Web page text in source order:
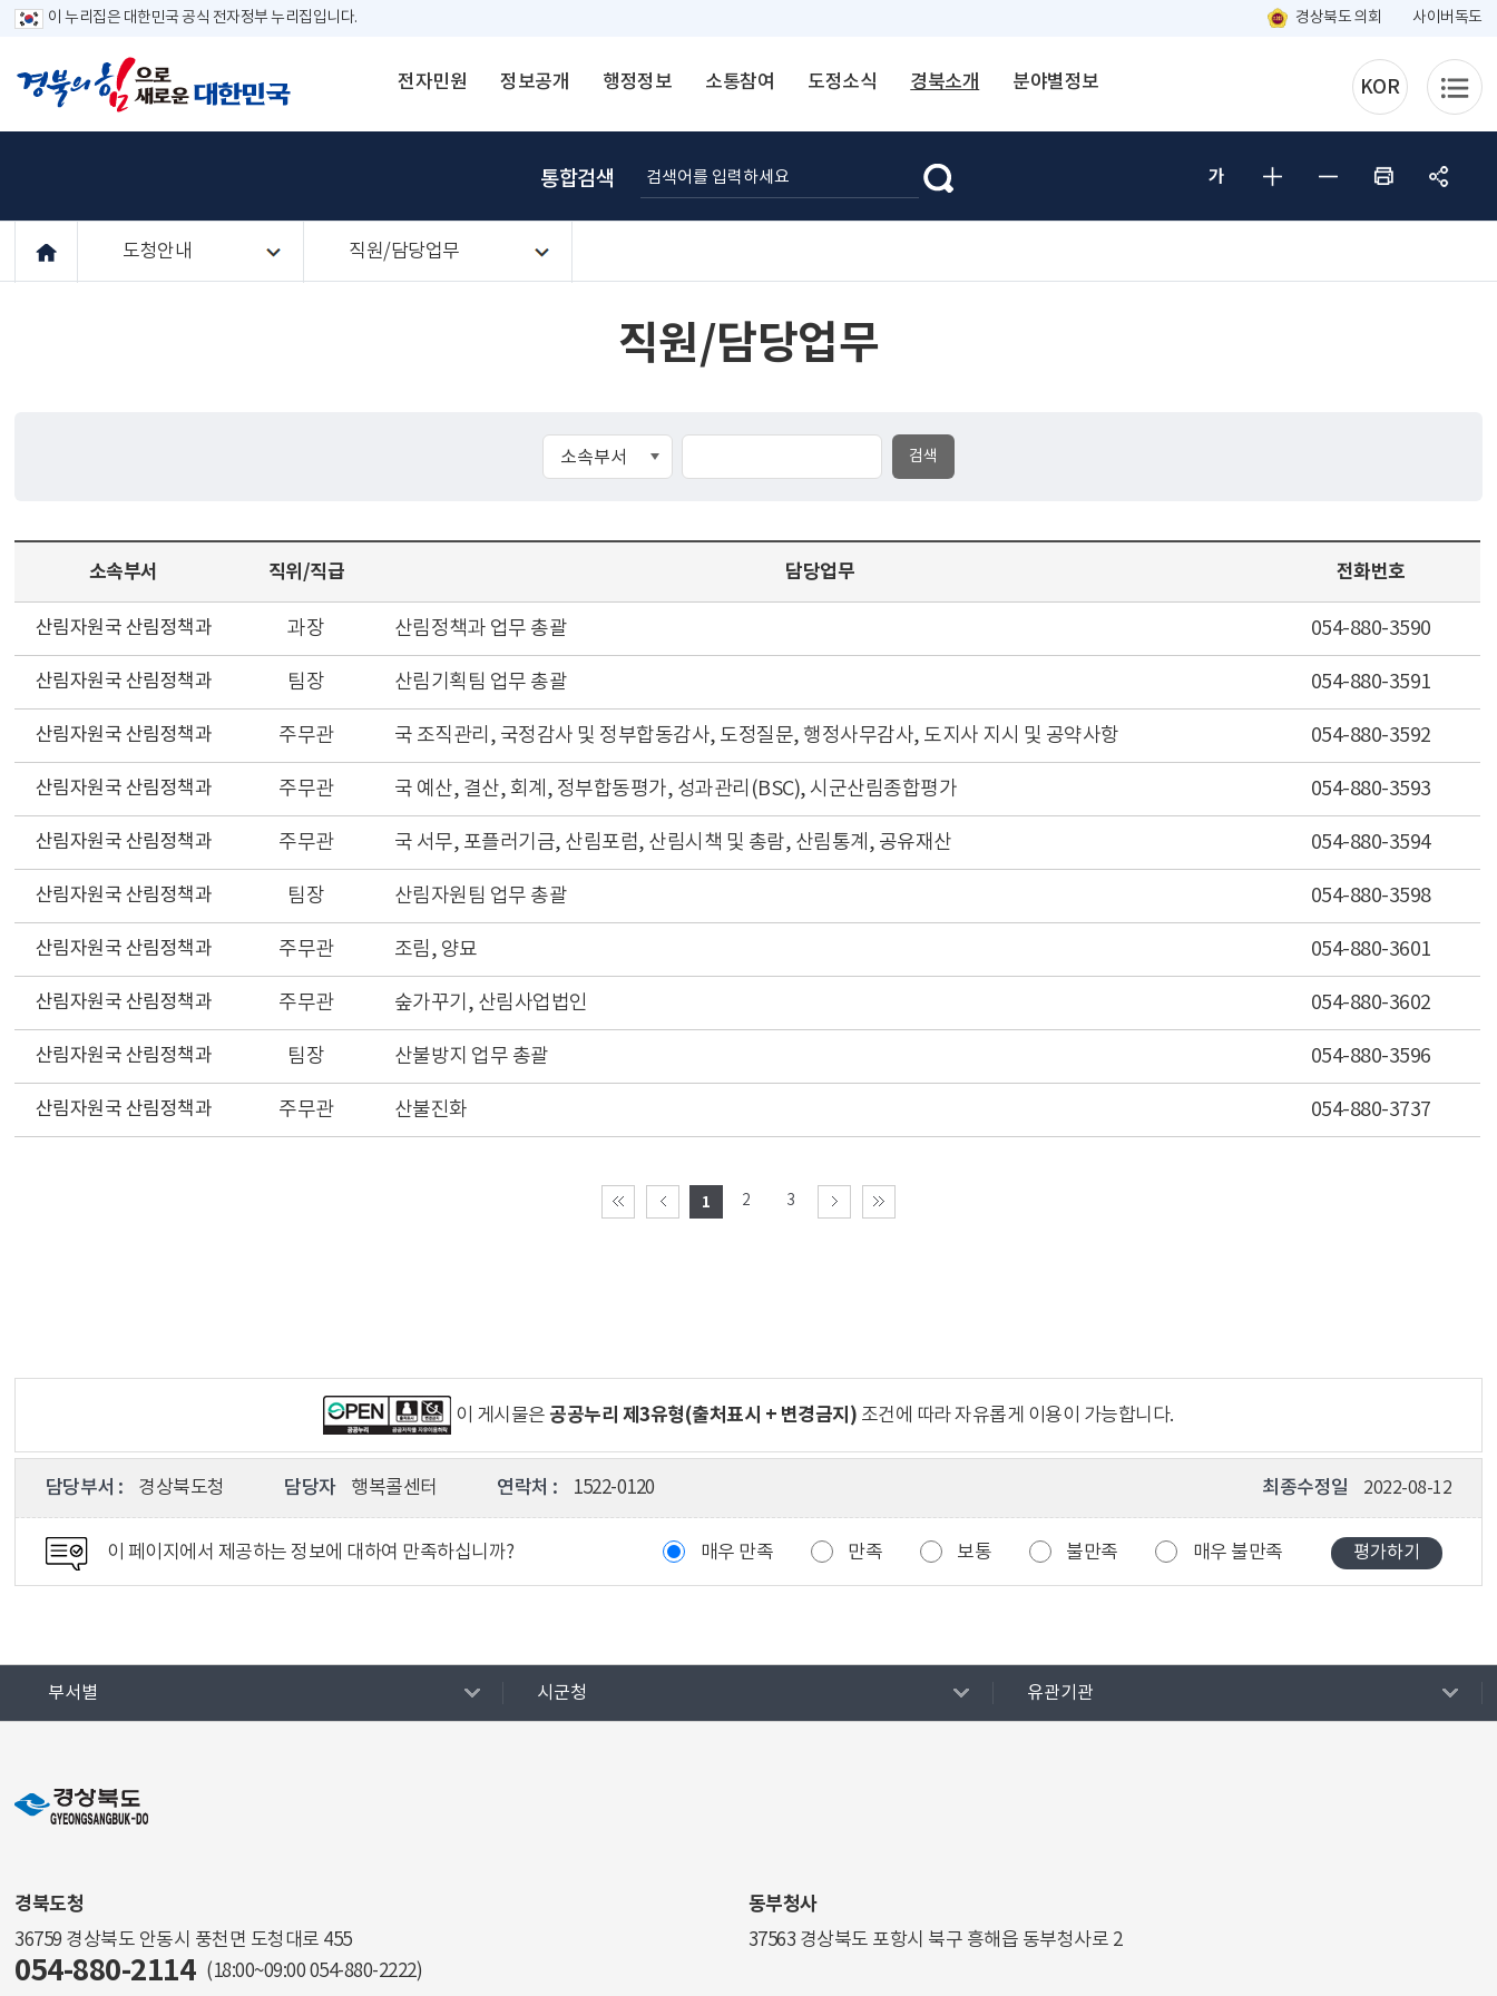
이 누리집은 대한민국 공식 전자정부 누리집입니다. 경상북도 의회 사이버독도
전자민원 정보공개 행정정보 소통참여 도정소식 경북소개 분야별정보 KOR
통합검색
도청안내 직원/담당업무
직원/담당업무
소속부서 직위/직급 담당업무 전화번호
산림자원국 산림정책과 과장 산림정책과 업무 총괄 054-880-3590
산림자원국 산림정책과 팀장 산림기획팀 업무 총괄 054-880-3591
산림자원국 산림정책과 주무관 국 조직관리, 국정감사 및 정부합동감사, 도정질문, 행정사무감사, 도지사 지시 및 공약사항 054-880-3592
산림자원국 산림정책과 주무관 국 예산, 결산, 회계, 정부합동평가, 성과관리(BSC), 시군산림종합평가 054-880-3593
산림자원국 산림정책과 주무관 국 서무, 포플러기금, 산림포럼, 산림시책 및 총람, 산림통계, 공유재산 054-880-3594
산림자원국 산림정책과 팀장 산림자원팀 업무 총괄 054-880-3598
산림자원국 산림정책과 주무관 조림, 양묘 054-880-3601
산림자원국 산림정책과 주무관 숲가꾸기, 산림사업법인 054-880-3602
산림자원국 산림정책과 팀장 산불방지 업무 총괄 054-880-3596
산림자원국 산림정책과 주무관 산불진화 054-880-3737
1 2 3
이 게시물은 공공누리 제3유형(출처표시 + 변경금지) 조건에 따라 자유롭게 이용이 가능합니다.
담당부서 : 경상북도청 담당자 행복콜센터 연락처 : 1522-0120 최종수정일 2022-08-12
이 페이지에서 제공하는 정보에 대하여 만족하십니까? 매우 만족 만족 보통 불만족 매우 불만족
부서별 시군청 유관기관
경북도청
36759 경상북도 안동시 풍천면 도청대로 455
054-880-2114 (18:00~09:00 054-880-2222)
동부청사
37563 경상북도 포항시 북구 흥해읍 동부청사로 2